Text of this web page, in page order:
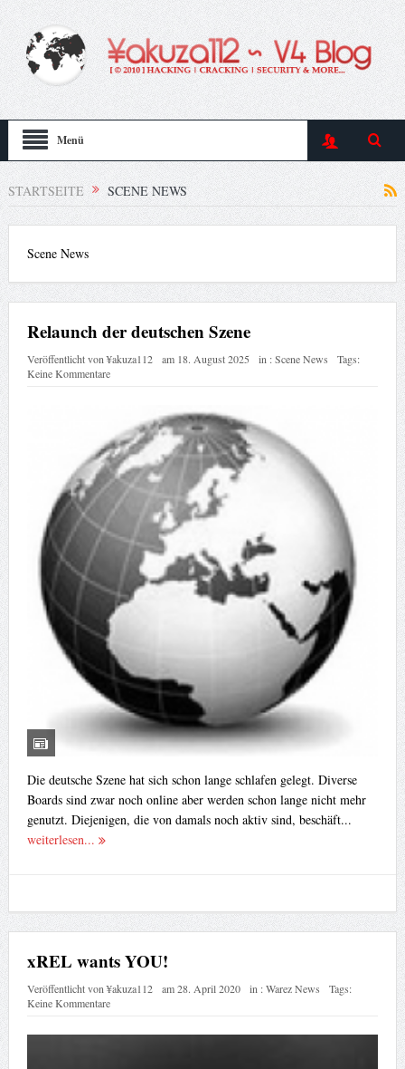
Menü
STARTSEITE SCENE NEWS
Scene News
Relaunch der deutschen Szene
Veröffentlicht von¥akuza112 am 18. August 2025 in :Scene News
Tags:
Keine Kommentare
Die deutsche Szene hat sich schon lange schlafen gelegt. Diverse
Boards sind zwar noch online aber werden schon lange nicht mehr
genutzt. Diejenigen, die von damals noch aktiv sind, beschäft...
weiterlesen...
xREL wants YOU!
Veröffentlicht von¥akuza112 am28. April 2020 in :Warez News
Tags:
Keine Kommentare